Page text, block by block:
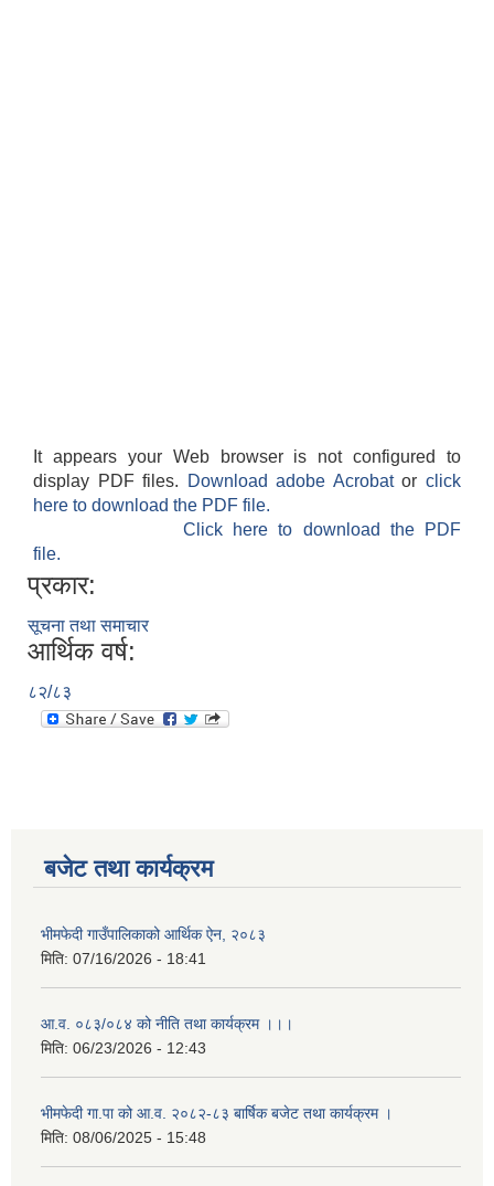
It appears your Web browser is not configured to
display PDF files.
Download adobe Acrobatorclick
here to download the PDF file.
Click here to download the PDF
file.
प्रकार:
सूचना तथा समाचार
आर्थिक वर्ष:
८२/८३
बजेट तथा कार्यक्रम
भीमफेदी गाउँपालिकाको आर्थिक ऐन, २०८३
मिति: 07/16/2026 - 18:41
आ.व. ०८३/०८४ को नीति तथा कार्यक्रम ।।।
मिति: 06/23/2026 - 12:43
भीमफेदी गा.पा को आ.व. २०८२-८३ बार्षिक बजेट तथा कार्यक्रम ।
मिति: 08/06/2025 - 15:48